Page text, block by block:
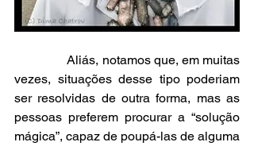
                Aliás, notamos que, em muitas
vezes, situações desse tipo poderiam
ser resolvidas de outra forma, mas as
pessoas preferem procurar a “solução
mágica”, capaz de poupá-las de alguma